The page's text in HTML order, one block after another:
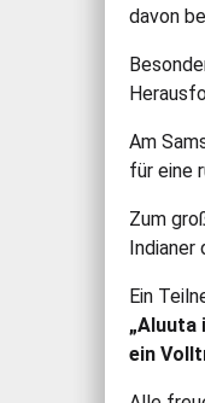
davon
Am
für eine
Zum
Indianer
Ein
ein